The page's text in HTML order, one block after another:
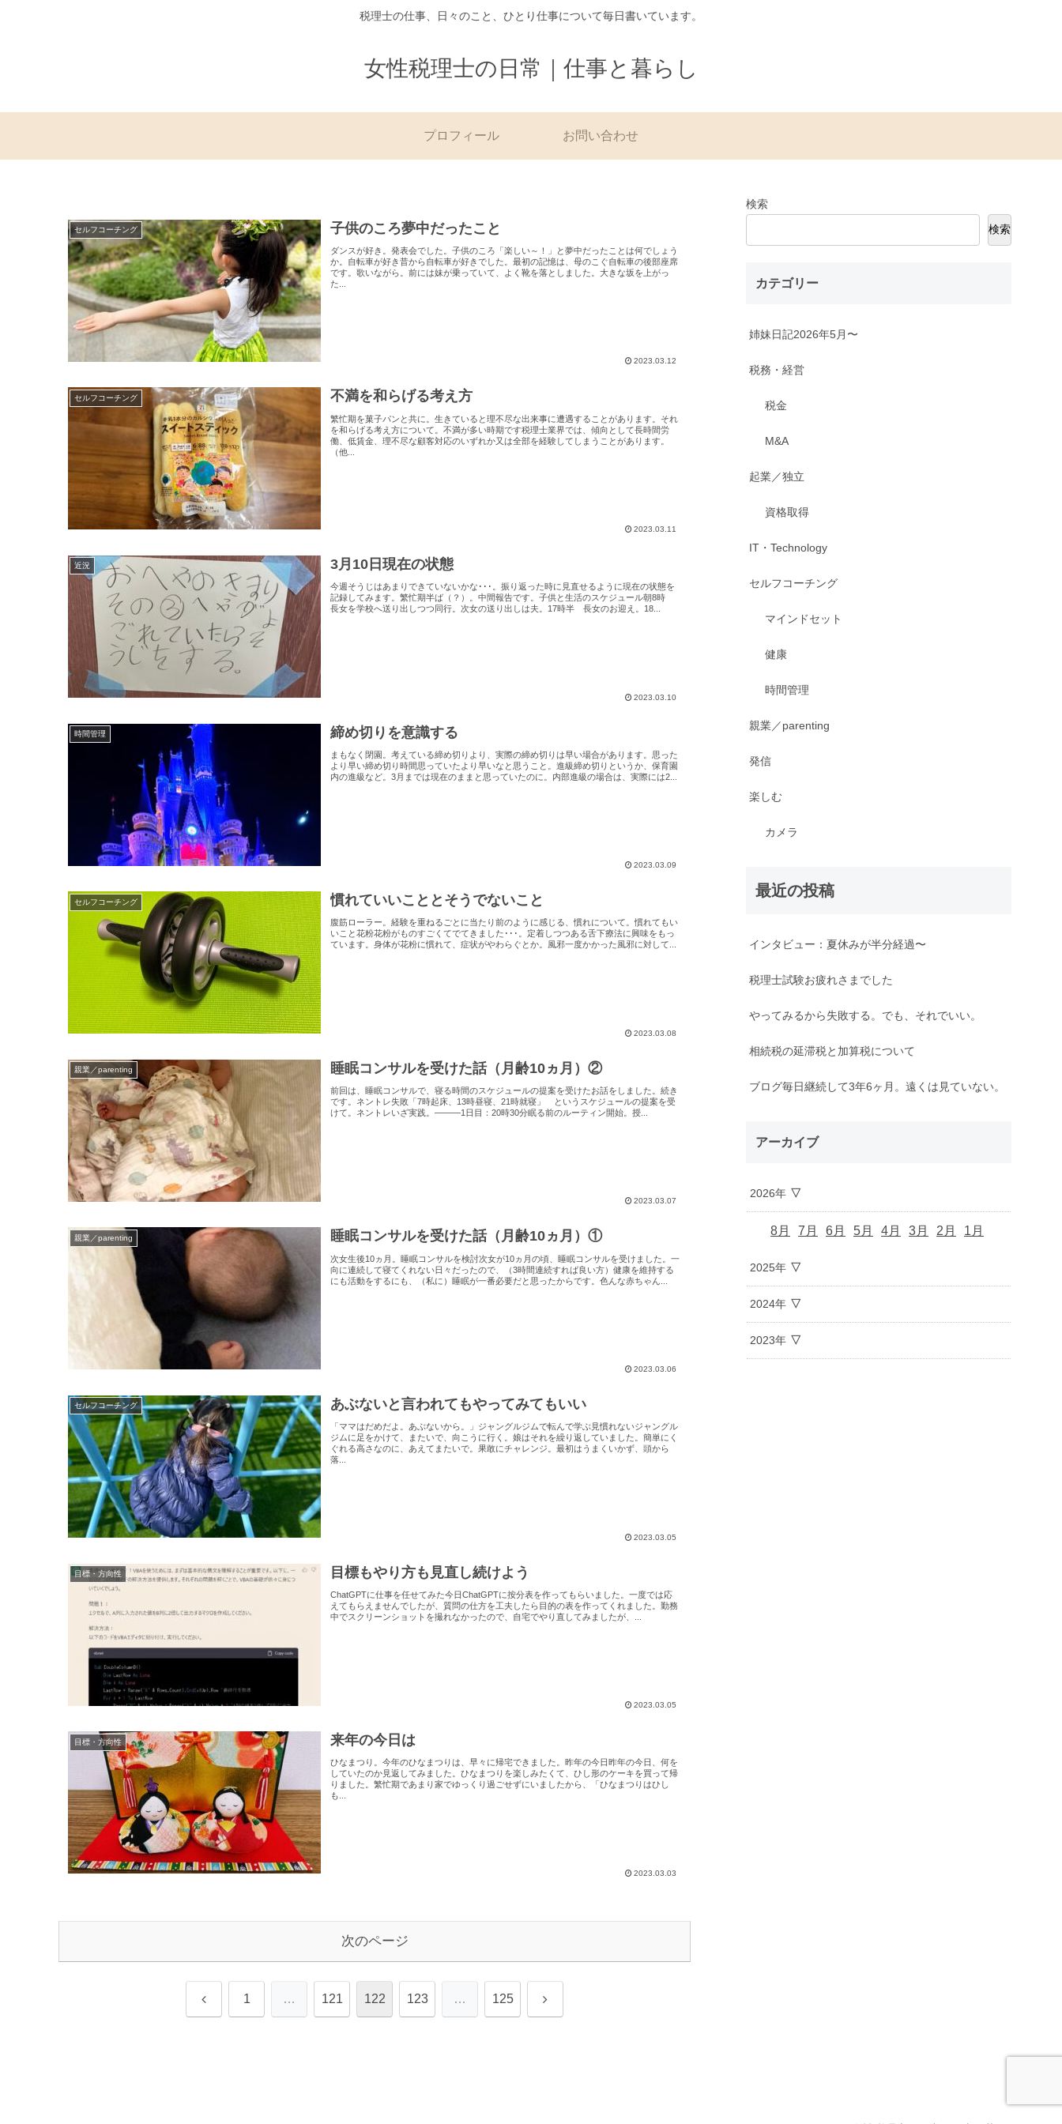
税理士の仕事、日々のこと、ひとり仕事について毎日書いています。
女性税理士の日常｜仕事と暮らし
プロフィール お問い合わせ
セルフコーチング 子供のころ夢中だったこと
ダンスが好き。発表会でした。子供のころ「楽しい～！」と夢中だったことは何でしょう
か。自転車が好き昔から自転車が好きでした。最初の記憶は、母のこぐ自転車の後部座席
です。歌いながら。前には妹が乗っていて、よく靴を落としました。大きな坂を上がっ
た...
2023.03.12
セルフコーチング 不満を和らげる考え方
繁忙期を菓子パンと共に。生きていると理不尽な出来事に遭遇することがあります。それ
を和らげる考え方について。不満が多い時期です税理士業界では、傾向として長時間労
働、低賃金、理不尽な顧客対応のいずれか又は全部を経験してしまうことがあります。
（他...
2023.03.11
近況 3月10日現在の状態
今週そうじはあまりできていないかな･･･。振り返った時に見直せるように現在の状態を
記録してみます。繁忙期半ば（？）。中間報告です。子供と生活のスケジュール朝8時
長女を学校へ送り出しつつ同行。次女の送り出しは夫。17時半 長女のお迎え。18...
2023.03.10
時間管理 締め切りを意識する
まもなく閉園。考えている締め切りより、実際の締め切りは早い場合があります。思った
より早い締め切り時間思っていたより早いなと思うこと。進級締め切りというか、保育園
内の進級など。3月までは現在のままと思っていたのに。内部進級の場合は、実際には2...
2023.03.09
セルフコーチング 慣れていいこととそうでないこと
腹筋ローラー。経験を重ねるごとに当たり前のように感じる、慣れについて。慣れてもい
いこと花粉花粉がものすごくてでてきました･･･。定着しつつある舌下療法に興味をもっ
ています。身体が花粉に慣れて、症状がやわらぐとか。風邪一度かかった風邪に対して...
2023.03.08
親業／parenting 睡眠コンサルを受けた話（月齢10ヵ月）②
前回は、睡眠コンサルで、寝る時間のスケジュールの提案を受けたお話をしました。続き
です。ネントレ失敗「7時起床、13時昼寝、21時就寝」 というスケジュールの提案を受
けて。ネントレいざ実践。―――1日目：20時30分眠る前のルーティン開始。授...
2023.03.07
親業／parenting 睡眠コンサルを受けた話（月齢10ヵ月）①
次女生後10ヵ月。睡眠コンサルを検討次女が10ヵ月の頃、睡眠コンサルを受けました。一
向に連続して寝てくれない日々だったので、（3時間連続すれば良い方）健康を維持する
にも活動をするにも、（私に）睡眠が一番必要だと思ったからです。色んな赤ちゃん...
2023.03.06
セルフコーチング あぶないと言われてもやってみてもいい
「ママはだめだよ。あぶないから。」ジャングルジムで転んで学ぶ見慣れないジャングル
ジムに足をかけて、またいで、向こうに行く。娘はそれを繰り返していました。簡単にく
ぐれる高さなのに、あえてまたいで。果敢にチャレンジ。最初はうまくいかず、頭から
落...
2023.03.05
目標・方向性 目標もやり方も見直し続けよう
ChatGPTに仕事を任せてみた今日ChatGPTに按分表を作ってもらいました。一度では応
えてもらえませんでしたが、質問の仕方を工夫したら目的の表を作ってくれました。勤務
中でスクリーンショットを撮れなかったので、自宅でやり直してみましたが、...
2023.03.05
目標・方向性 来年の今日は
ひなまつり。今年のひなまつりは、早々に帰宅できました。昨年の今日昨年の今日、何を
していたのか見返してみました。ひなまつりを楽しみたくて、ひし形のケーキを買って帰
りました。繁忙期であまり家でゆっくり過ごせずにいましたから、「ひなまつりはひし
も...
2023.03.03
次のページ
前 1 … 121 122 123 … 125 次
検索
検索
カテゴリー
姉妹日記2026年5月〜
税務・経営
税金
M&A
起業／独立
資格取得
IT・Technology
セルフコーチング
マインドセット
健康
時間管理
親業／parenting
発信
楽しむ
カメラ
最近の投稿
インタビュー：夏休みが半分経過〜
税理士試験お疲れさまでした
やってみるから失敗する。でも、それでいい。
相続税の延滞税と加算税について
ブログ毎日継続して3年6ヶ月。遠くは見ていない。
アーカイブ
2026年
8月 7月 6月 5月 4月 3月 2月 1月
2025年
2024年
2023年